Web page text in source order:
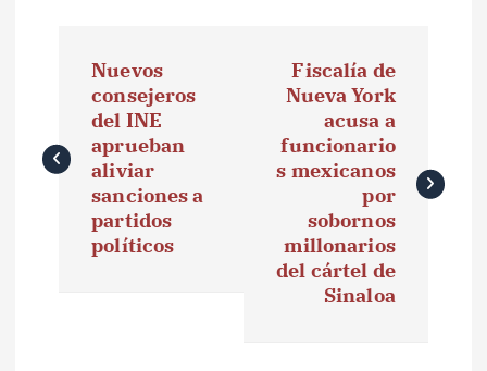
v
e
Nuevos
consejeros
del INE
aprueban
aliviar
sanciones a
partidos
políticos
Fiscalía de
Nueva York
acusa a
funcionario
s mexicanos
por
sobornos
millonarios
del cártel de
Sinaloa